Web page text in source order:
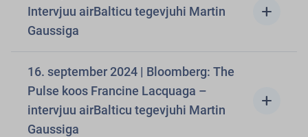
Intervjuu airBalticu tegevjuhi Martin
Gaussiga
add
16. september 2024 | Bloomberg: The
Pulse koos Francine Lacquaga –
intervjuu airBalticu tegevjuhi Martin
Gaussiga
add